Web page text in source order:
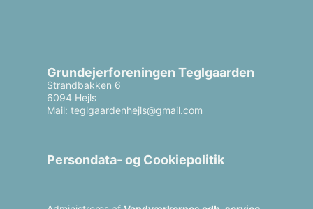
Grundejerforeningen Teglgaarden
Strandbakken 6
6094 Hejls
Mail: teglgaardenhejls@gmail.com
Persondata- og Cookiepolitik